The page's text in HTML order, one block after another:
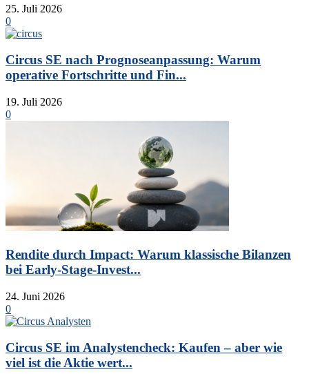
25. Juli 2026
0
Circus SE nach Prognoseanpassung: Warum
operative Fortschritte und Fin...
19. Juli 2026
0
Rendite durch Impact: Warum klassische Bilanzen
bei Early-Stage-Invest...
24. Juni 2026
0
Circus SE im Analystencheck: Kaufen – aber wie
viel ist die Aktie wert...